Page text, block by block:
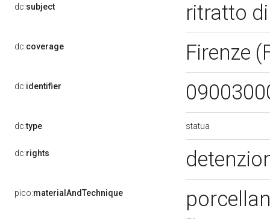
dc:subject ritratto
dc:coverage Firenze
dc:identifier
dc:type statua
dc:rights
pico:materialAndTechnique